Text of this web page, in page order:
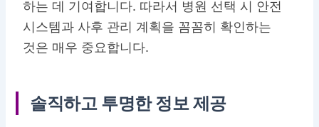
하는 데 기여합니다. 따라서 병원 선택 시 안전
시스템과 사후 관리 계획을 꼼꼼히 확인하는
것은 매우 중요합니다.
솔직하고 투명한 정보 제공